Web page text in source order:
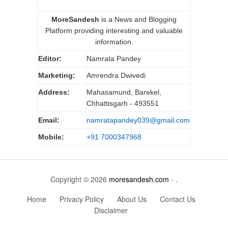
MoreSandesh is a News and Blogging
Platform providing interesting and valuable
information.
Editor: Namrata Pandey
Marketing: Amrendra Dwivedi
Address:
Mahasamund, Barekel,
Chhattisgarh - 493551
Email: namratapandey039@gmail.com
Mobile: +91 7000347968
Copyright © 2026 moresandesh.com - .
Home
Privacy Policy About Us
Contact Us
Disclaimer